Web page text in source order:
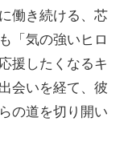
働き続ける、芯
「気の強いヒロ
援したくなるキ
会いを経て、彼
の道を切り開い